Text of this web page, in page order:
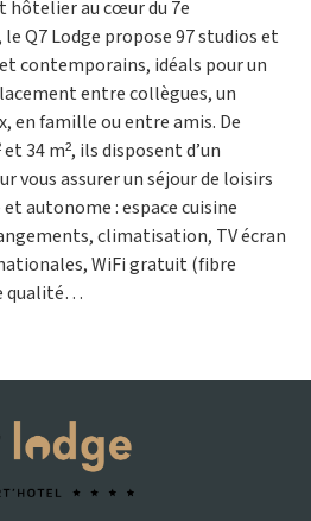
hôtelier au cœur du 7e
Q7 Lodge propose 97 studios et
contemporains, idéals pour un
entre collègues, un
en famille ou entre amis. De
34 m², ils disposent d’un
vous assurer un séjour de loisirs
autonome : espace cuisine
climatisation, TV écran
WiFi gratuit (fibre
qualité…